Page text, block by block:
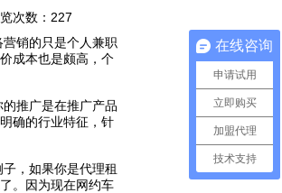
次数： 227
销的只是个人兼职
成本也是颇高，个
推广是在推广产品
确的行业特征，针
，如果你是代理租
。因为现在网约车
在线咨询
申请试用
立即购买
加盟代理
技术支持